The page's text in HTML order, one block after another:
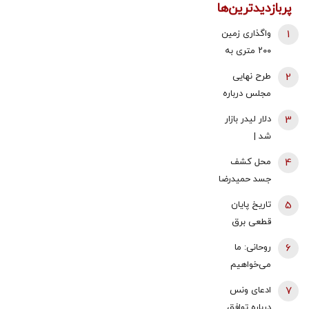
پربازدیدترین‌ها
واگذاری زمین
۲۰۰ متری به
سه فرزند/
شرایط اعلام
شد
1
طرح نهایی
مجلس درباره
بنزین اعلام شد
2
دلار لیدر بازار
شد |
یک کاناله
سکه ۱۸۶
میلیون تومان
3
محل کشف
جسد حمیدرضا
شد
4
تاریخ پایان
قطعی برق
5
روحانی: ما
می‌خواهیم
تنگه جنگ
6
ادعای ونس
7